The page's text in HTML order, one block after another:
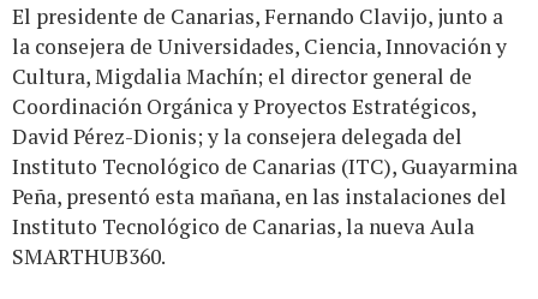
El presidente de Canarias, Fernando Clavijo, junto a
la consejera de Universidades, Ciencia, Innovación y
Cultura, Migdalia Machín; el director general de
Coordinación Orgánica y Proyectos Estratégicos,
David Pérez-Dionis; y la consejera delegada del
Instituto Tecnológico de Canarias (ITC), Guayarmina
Peña, presentó esta mañana, en las instalaciones del
Instituto Tecnológico de Canarias, la nueva Aula
SMARTHUB360.